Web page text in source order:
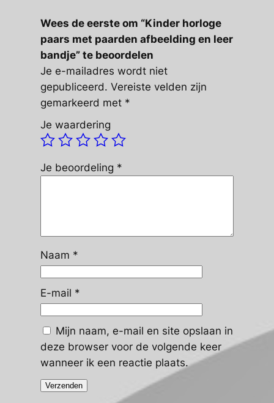
Wees de eerste om “Kinder horloge
paars met paarden afbeelding en leer
bandje” te beoordelen
Je e-mailadres wordt niet
gepubliceerd. Vereiste velden zijn
gemarkeerd met *
Je waardering
Je beoordeling *
Naam *
E-mail *
Mijn naam, e-mail en site opslaan in
deze browser voor de volgende keer
wanneer ik een reactie plaats.